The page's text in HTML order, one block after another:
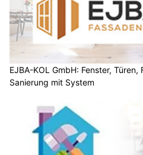
EJBA-KOL GmbH: Fenster, Türen,
Sanierung mit System